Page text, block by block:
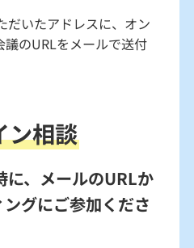
だいたアドレスに、オン
のURLをメールで送付
ン相談
に、メールのURLか
グにご参加くださ